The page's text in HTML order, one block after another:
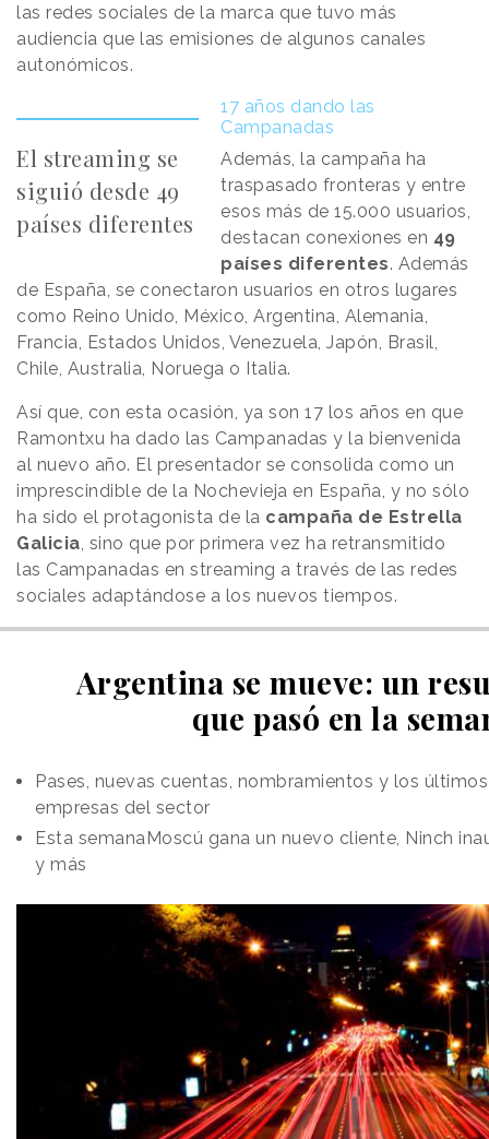
las redes sociales de la marca que tuvo más
audiencia que las emisiones de algunos canales
autonómicos.
El streaming se
siguió desde 49
países diferentes
17 años dando las
Campanadas
Además, la campaña ha
traspasado fronteras y entre
esos más de 15.000 usuarios,
destacan conexiones en 49
países diferentes. Además
de España, se conectaron usuarios en otros lugares
como Reino Unido, México, Argentina, Alemania,
Francia, Estados Unidos, Venezuela, Japón, Brasil,
Chile, Australia, Noruega o Italia.
Así que, con esta ocasión, ya son 17 los años en que
Ramontxu ha dado las Campanadas y la bienvenida
al nuevo año. El presentador se consolida como un
imprescindible de la Nochevieja en España, y no sólo
ha sido el protagonista de la campaña de Estrella
Galicia, sino que por primera vez ha retransmitido
las Campanadas en streaming a través de las redes
sociales adaptándose a los nuevos tiempos.
Argentina se mueve: un
que pasó en la
Pases, nuevas cuentas, nombramientos y los
empresas del sector
Esta semanaMoscú gana un nuevo cliente, Ninch
y más